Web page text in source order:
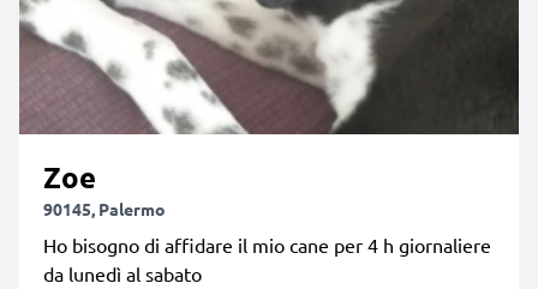
Zoe
90145, Palermo
Ho bisogno di affidare il mio cane per 4 h giornaliere
da lunedì al sabato